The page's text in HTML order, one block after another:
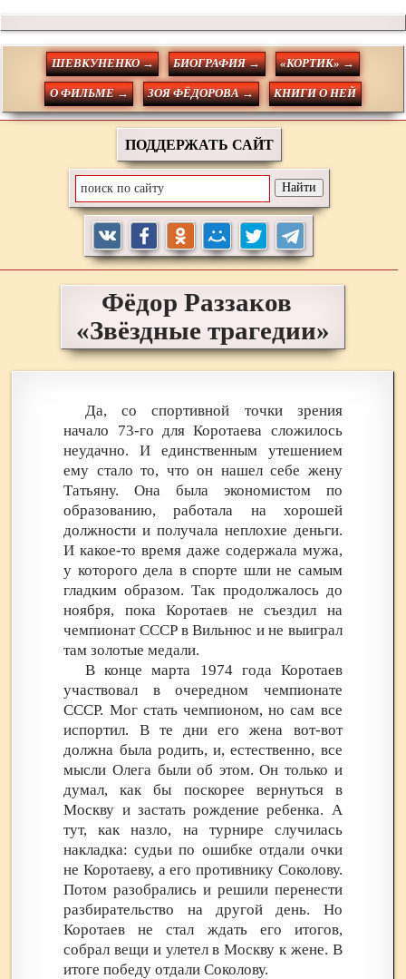
ШЕВКУНЕНКО → БИОГРАФИЯ → «КОРТИК» →
О ФИЛЬМЕ → ЗОЯ ФЁДОРОВА → КНИГИ О НЕЙ
ПОДДЕРЖАТЬ САЙТ
Фёдор Раззаков
«Звёздные трагедии»
Да, со спортивной точки зрения
начало 73-го для Коротаева сложилось
неудачно. И единственным утешением
ему стало то, что он нашел себе жену
Татьяну. Она была экономистом по
образованию, работала на хорошей
должности и получала неплохие деньги.
И какое-то время даже содержала мужа,
у которого дела в спорте шли не самым
гладким образом. Так продолжалось до
ноября, пока Коротаев не съездил на
чемпионат СССР в Вильнюс и не выиграл
там золотые медали.
В конце марта 1974 года Коротаев
участвовал в очередном чемпионате
СССР. Мог стать чемпионом, но сам все
испортил. В те дни его жена вот-вот
должна была родить, и, естественно, все
мысли Олега были об этом. Он только и
думал, как бы поскорее вернуться в
Москву и застать рождение ребенка. А
тут, как назло, на турнире случилась
накладка: судьи по ошибке отдали очки
не Коротаеву, а его противнику Соколову.
Потом разобрались и решили перенести
разбирательство на другой день. Но
Коротаев не стал ждать его итогов,
собрал вещи и улетел в Москву к жене. В
итоге победу отдали Соколову.